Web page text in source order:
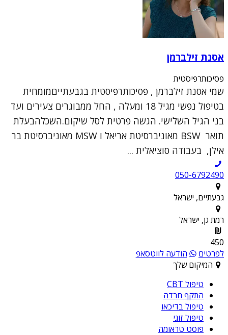
אסנת זילברמן
פסיכותרפיסטית
שמי אסנת זילברמן , פסיכותרפיסטית בגבעתייםמומחית
בטיפול נפשי מגיל 18 ומעלה , החל ממבוגרים צעירים ועד
בני הגיל השלישי. הגשה פרטית לסל שיקום.השכלהבעלת
תואר BSW מאוניברסיטת אריאל ו MSW מאוניברסיטת בר
אילן, בעבודה סוציאלית ...
050-6792490
גבעתיים, ישראל
רמת גן, ישראל
450
לפרטים
הודעה לווטסאפ
המיקום שלך
טיפול CBT
התקף חרדה
טיפול בדיכאו
טיפול זוגי
פוסט טראומה